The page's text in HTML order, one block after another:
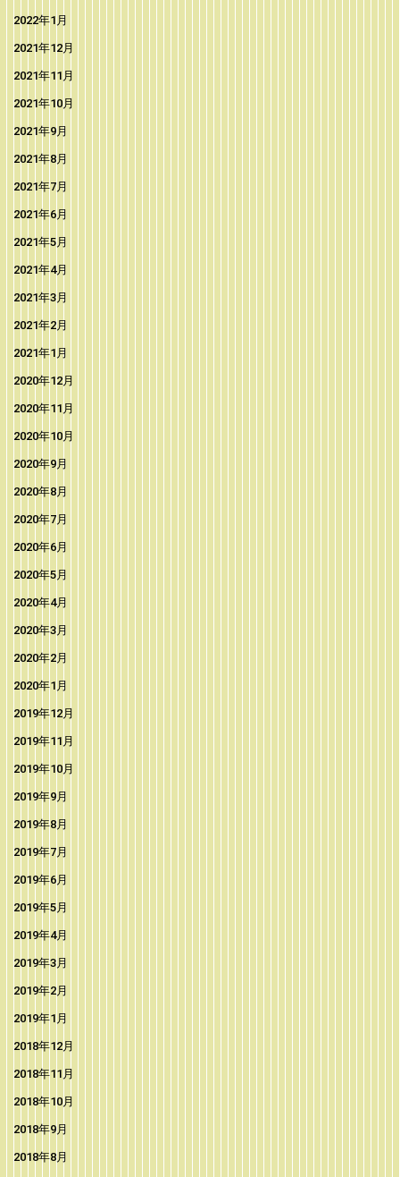
2022年1月
2021年12月
2021年11月
2021年10月
2021年9月
2021年8月
2021年7月
2021年6月
2021年5月
2021年4月
2021年3月
2021年2月
2021年1月
2020年12月
2020年11月
2020年10月
2020年9月
2020年8月
2020年7月
2020年6月
2020年5月
2020年4月
2020年3月
2020年2月
2020年1月
2019年12月
2019年11月
2019年10月
2019年9月
2019年8月
2019年7月
2019年6月
2019年5月
2019年4月
2019年3月
2019年2月
2019年1月
2018年12月
2018年11月
2018年10月
2018年9月
2018年8月